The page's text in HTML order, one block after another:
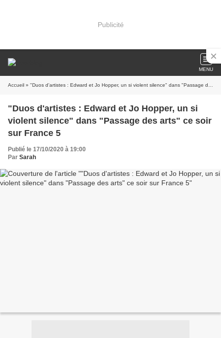
Publicité
MENU
Accueil » "Duos d'artistes : Edward et Jo Hopper, un si violent silence" dans "Passage des arts" ce soir sur France 5
"Duos d'artistes : Edward et Jo Hopper, un si
violent silence" dans "Passage des arts" ce soir
sur France 5
Publié le 17/10/2020 à 19:00
Par Sarah